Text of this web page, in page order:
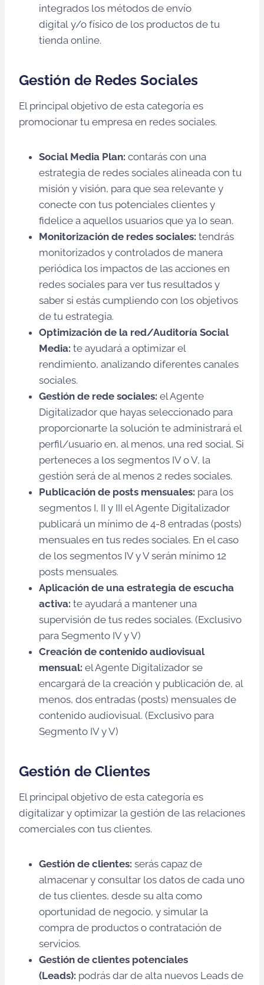
integrados los métodos de envío
digital y/o físico de los productos de tu
tienda online.
Gestión de Redes Sociales
El principal objetivo de esta categoría es
promocionar tu empresa en redes sociales.
Social Media Plan: contarás con una
estrategia de redes sociales alineada con tu
misión y visión, para que sea relevante y
conecte con tus potenciales clientes y
fidelice a aquellos usuarios que ya lo sean.
Monitorización de redes sociales: tendrás
monitorizados y controlados de manera
periódica los impactos de las acciones en
redes sociales para ver tus resultados y
saber si estás cumpliendo con los objetivos
de tu estrategia.
Optimización de la red/Auditoría Social
Media: te ayudará a optimizar el
rendimiento, analizando diferentes canales
sociales.
Gestión de rede sociales: el Agente
Digitalizador que hayas seleccionado para
proporcionarte la solución te administrará el
perfil/usuario en, al menos, una red social. Si
perteneces a los segmentos IV o V, la
gestión será de al menos 2 redes sociales.
Publicación de posts mensuales: para los
segmentos I, II y III el Agente Digitalizador
publicará un mínimo de 4-8 entradas (posts)
mensuales en tus redes sociales. En el caso
de los segmentos IV y V serán mínimo 12
posts mensuales.
Aplicación de una estrategia de escucha
activa: te ayudará a mantener una
supervisión de tus redes sociales. (Exclusivo
para Segmento IV y V)
Creación de contenido audiovisual
mensual: el Agente Digitalizador se
encargará de la creación y publicación de, al
menos, dos entradas (posts) mensuales de
contenido audiovisual. (Exclusivo para
Segmento IV y V)
Gestión de Clientes
El principal objetivo de esta categoría es
digitalizar y optimizar la gestión de las relaciones
comerciales con tus clientes.
Gestión de clientes: serás capaz de
almacenar y consultar los datos de cada uno
de tus clientes, desde su alta como
oportunidad de negocio, y simular la
compra de productos o contratación de
servicios.
Gestión de clientes potenciales
(Leads): podrás dar de alta nuevos Leads de